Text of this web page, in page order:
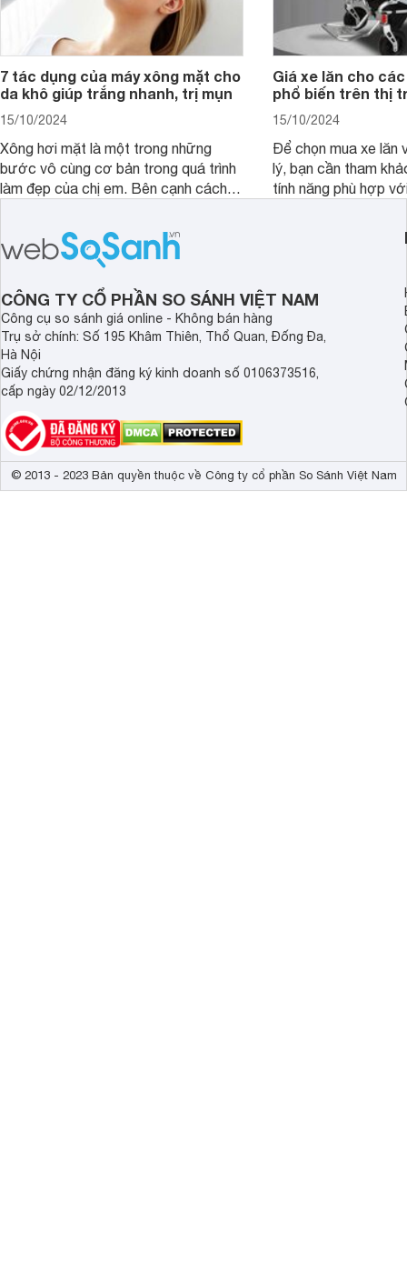
7 tác dụng của máy xông mặt cho
da khô giúp trắng nhanh, trị mụn
15/10/2024
Xông hơi mặt là một trong những
bước vô cùng cơ bản trong quá trình
làm đẹp của chị em. Bên cạnh cách
người đã lựa chọn máy xông mặt để
quá trình này diễn ra đơn giản hơn.
Vậy, tác dụng của máy xông mặt đối
với sức khỏe, làn da là gì, có nên dùng
thường xuyên không?
Giá xe lăn cho
phổ biến trên thị
15/10/2024
Để chọn mua xe lăn
lý, bạn cần tham
tính năng phù hợp
CÔNG TY CỔ PHẦN SO SÁNH VIỆT NAM
Công cụ so sánh giá online - Không bán hàng
Trụ sở chính: Số 195 Khâm Thiên, Thổ Quan, Đống Đa,
Hà Nội
Giấy chứng nhận đăng ký kinh doanh số 0106373516,
cấp ngày 02/12/2013
© 2013 - 2023 Bản quyền thuộc về Công ty cổ phần So Sánh Việt Nam